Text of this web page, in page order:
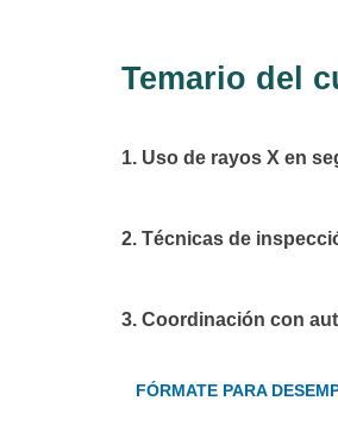
Temario del
1. Uso de rayos X en
2. Técnicas de
3. Coordinación con
FÓRMATE PARA